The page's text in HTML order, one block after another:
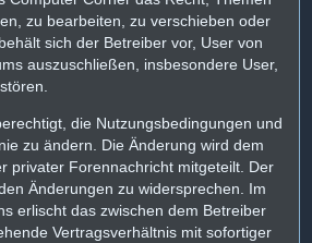
zu bearbeiten, zu verschieben oder
sich der Betreiber vor, User von
auszuschließen, insbesondere User,
die Nutzungsbedingungen und
zu ändern. Die Änderung wird dem
privater Forennachricht mitgeteilt. Der
Änderungen zu widersprechen. Im
erlischt das zwischen dem Betreiber
Vertragsverhältnis mit sofortiger